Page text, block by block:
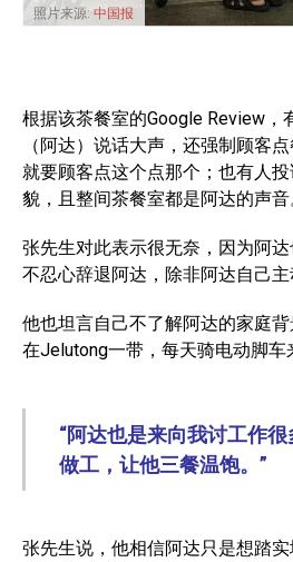
照片来源: 中国报
根据该茶餐室的Google Review，
（阿达）说话大声，还强制顾客
就要顾客点这个点那个；也有人
貌，且整间茶餐室都是阿达的声音
张先生对此表示很无奈，因为阿
不忍心辞退阿达，除非阿达自己主
他也坦言自己不了解阿达的家庭
在Jelutong一带，每天骑电动脚车
“阿达也是来向我讨工作
做工，让他三餐温饱。”
张先生说，他相信阿达只是想踏